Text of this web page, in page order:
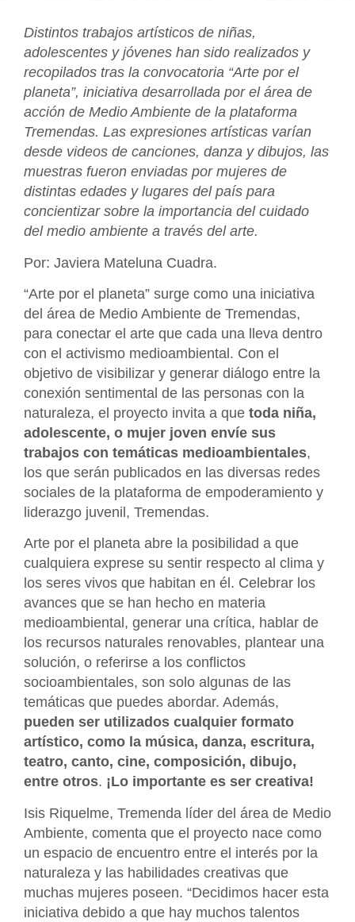
Distintos trabajos artísticos de niñas,
adolescentes y jóvenes han sido realizados y
recopilados tras la convocatoria “Arte por el
planeta”, iniciativa desarrollada por el área de
acción de Medio Ambiente de la plataforma
Tremendas. Las expresiones artísticas varían
desde videos de canciones, danza y dibujos, las
muestras fueron enviadas por mujeres de
distintas edades y lugares del país para
concientizar sobre la importancia del cuidado
del medio ambiente a través del arte.
Por: Javiera Mateluna Cuadra.
“Arte por el planeta” surge como una iniciativa
del área de Medio Ambiente de Tremendas,
para conectar el arte que cada una lleva dentro
con el activismo medioambiental. Con el
objetivo de visibilizar y generar diálogo entre la
conexión sentimental de las personas con la
naturaleza, el proyecto invita a que toda niña,
adolescente, o mujer joven envíe sus
trabajos con temáticas medioambientales,
los que serán publicados en las diversas redes
sociales de la plataforma de empoderamiento y
liderazgo juvenil, Tremendas.
Arte por el planeta abre la posibilidad a que
cualquiera exprese su sentir respecto al clima y
los seres vivos que habitan en él. Celebrar los
avances que se han hecho en materia
medioambiental, generar una crítica, hablar de
los recursos naturales renovables, plantear una
solución, o referirse a los conflictos
socioambientales, son solo algunas de las
temáticas que puedes abordar. Además,
pueden ser utilizados cualquier formato
artístico, como la música, danza, escritura,
teatro, canto, cine, composición, dibujo,
entre otros. ¡Lo importante es ser creativa!
Isis Riquelme, Tremenda líder del área de Medio
Ambiente, comenta que el proyecto nace como
un espacio de encuentro entre el interés por la
naturaleza y las habilidades creativas que
muchas mujeres poseen. “Decidimos hacer esta
iniciativa debido a que hay muchos talentos